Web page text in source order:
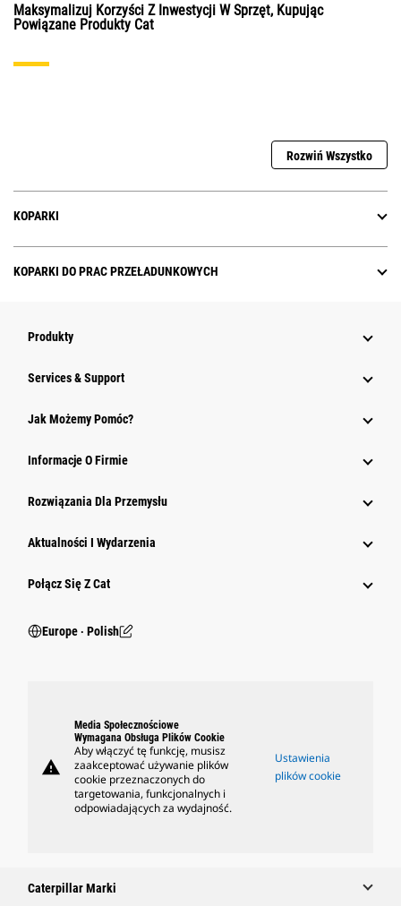
Maksymalizuj Korzyści Z Inwestycji W Sprzęt, Kupując
Powiązane Produkty Cat
Rozwiń Wszystko
KOPARKI
KOPARKI DO PRAC PRZEŁADUNKOWYCH
Produkty
Services & Support
Jak Możemy Pomóc?
Informacje O Firmie
Rozwiązania Dla Przemysłu
Aktualności I Wydarzenia
Połącz Się Z Cat
Europe ‧ Polish
warning
Media Społecznościowe
Wymagana Obsługa Plików Cookie
Aby włączyć tę funkcję, musisz
zaakceptować używanie plików
cookie przeznaczonych do
targetowania, funkcjonalnych i
odpowiadających za wydajność.
Ustawienia
plików cookie
Caterpillar Marki